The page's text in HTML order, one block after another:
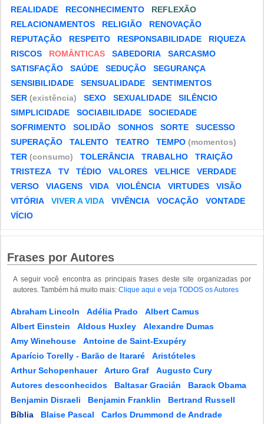
REALIDADE
RECONHECIMENTO
REFLEXÃO
RELACIONAMENTOS
RELIGIÃO
RENOVAÇÃO
REPUTAÇÃO
RESPEITO RESPONSABILIDADE
RIQUEZA
RISCOS
ROMÂNTICAS SABEDORIA
SARCASMO
SATISFAÇÃO
SAÚDE SEDUÇÃO
SEGURANÇA
SENSIBILIDADE
SENSUALIDADE
SENTIMENTOS
SER (existência) SEXO SEXUALIDADE
SILÊNCIO
SIMPLICIDADE
SOCIABILIDADE
SOCIEDADE
SOFRIMENTO
SOLIDÃO SONHOS SORTE
SUCESSO
SUPERAÇÃO
TALENTO TEATRO TEMPO (momentos)
TER (consumo) TOLERÂNCIA TRABALHO
TRAIÇÃO
TRISTEZA
TV TÉDIO VALORES VELHICE
VERDADE
VERSO
VIAGENS VIDA VIOLÊNCIA VIRTUDES
VISÃO
VITÓRIA
VIVER A VIDA VIVÊNCIA VOCAÇÃO
VONTADE
VÍCIO
Frases por Autores
A seguir você encontra as principais frases deste site organizadas por
autores. Também há muito mais: Clique aqui e veja TODOS os Autores
Abraham Lincoln Adélia Prado
Albert Camus
Albert Einstein
Aldous Huxley
Alexandre Dumas
Amy Winehouse
Antoine de Saint-Exupéry
Aparício Torelly - Barão de Itararé
Aristóteles
Arthur Schopenhauer
Arturo Graf
Augusto Cury
Autores desconhecidos
Baltasar Gracián
Barack Obama
Benjamin Disraeli
Benjamin Franklin
Bertrand Russell
Bíblia
Blaise Pascal
Carlos Drummond de Andrade